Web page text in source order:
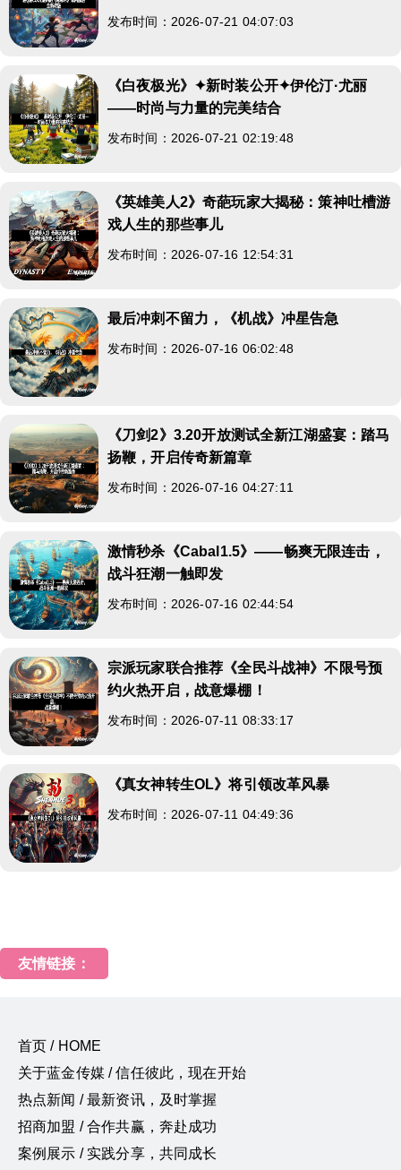
发布时间：2026-07-21 04:07:03
《白夜极光》✦新时装公开✦伊伦汀·尤丽
——时尚与力量的完美结合
发布时间：2026-07-21 02:19:48
《英雄美人2》奇葩玩家大揭秘：策神吐槽游
戏人生的那些事儿
发布时间：2026-07-16 12:54:31
最后冲刺不留力，《机战》冲星告急
发布时间：2026-07-16 06:02:48
《刀剑2》3.20开放测试全新江湖盛宴：踏马
扬鞭，开启传奇新篇章
发布时间：2026-07-16 04:27:11
激情秒杀《Cabal1.5》——畅爽无限连击，
战斗狂潮一触即发
发布时间：2026-07-16 02:44:54
宗派玩家联合推荐《全民斗战神》不限号预
约火热开启，战意爆棚！
发布时间：2026-07-11 08:33:17
《真女神转生OL》将引领改革风暴
发布时间：2026-07-11 04:49:36
友情链接：
首页 / HOME
关于蓝金传媒 / 信任彼此，现在开始
热点新闻 / 最新资讯，及时掌握
招商加盟 / 合作共赢，奔赴成功
案例展示 / 实践分享，共同成长